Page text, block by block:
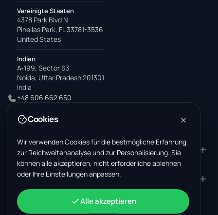
Vereinigte Staaten
4378 Park Blvd N
Pinellas Park, FL 33781-3536
United States
Indien
A-199, Sector 63
Noida, Uttar Pradesh 201301
India
+48 606 662 650
office@wastemarkt.com
PRODUKT
Marktplatz
Materialien — Verkauf
Materialien — Kauf
Jobs (USA)
RESOURCES
Supplier Academy
Trust & Safety
Schrottmarkt Mexiko
UNTERNEHMEN
Über uns
Support
RECHTLICHES
Datenschutz
KONTO
Anmelden
Cookies
Wir verwenden Cookies für die bestmögliche Erfahrung,
zur Reichweitenanalyse und zur Personalisierung. Sie
können alle akzeptieren, nicht erforderliche ablehnen
oder Ihre Einstellungen anpassen.
Alle akzeptieren